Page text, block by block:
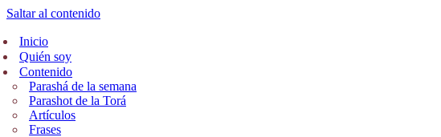
Saltar al contenido
Inicio
Quién soy
Contenido
Parashá de la semana
Parashot de la Torá
Artículos
Frases